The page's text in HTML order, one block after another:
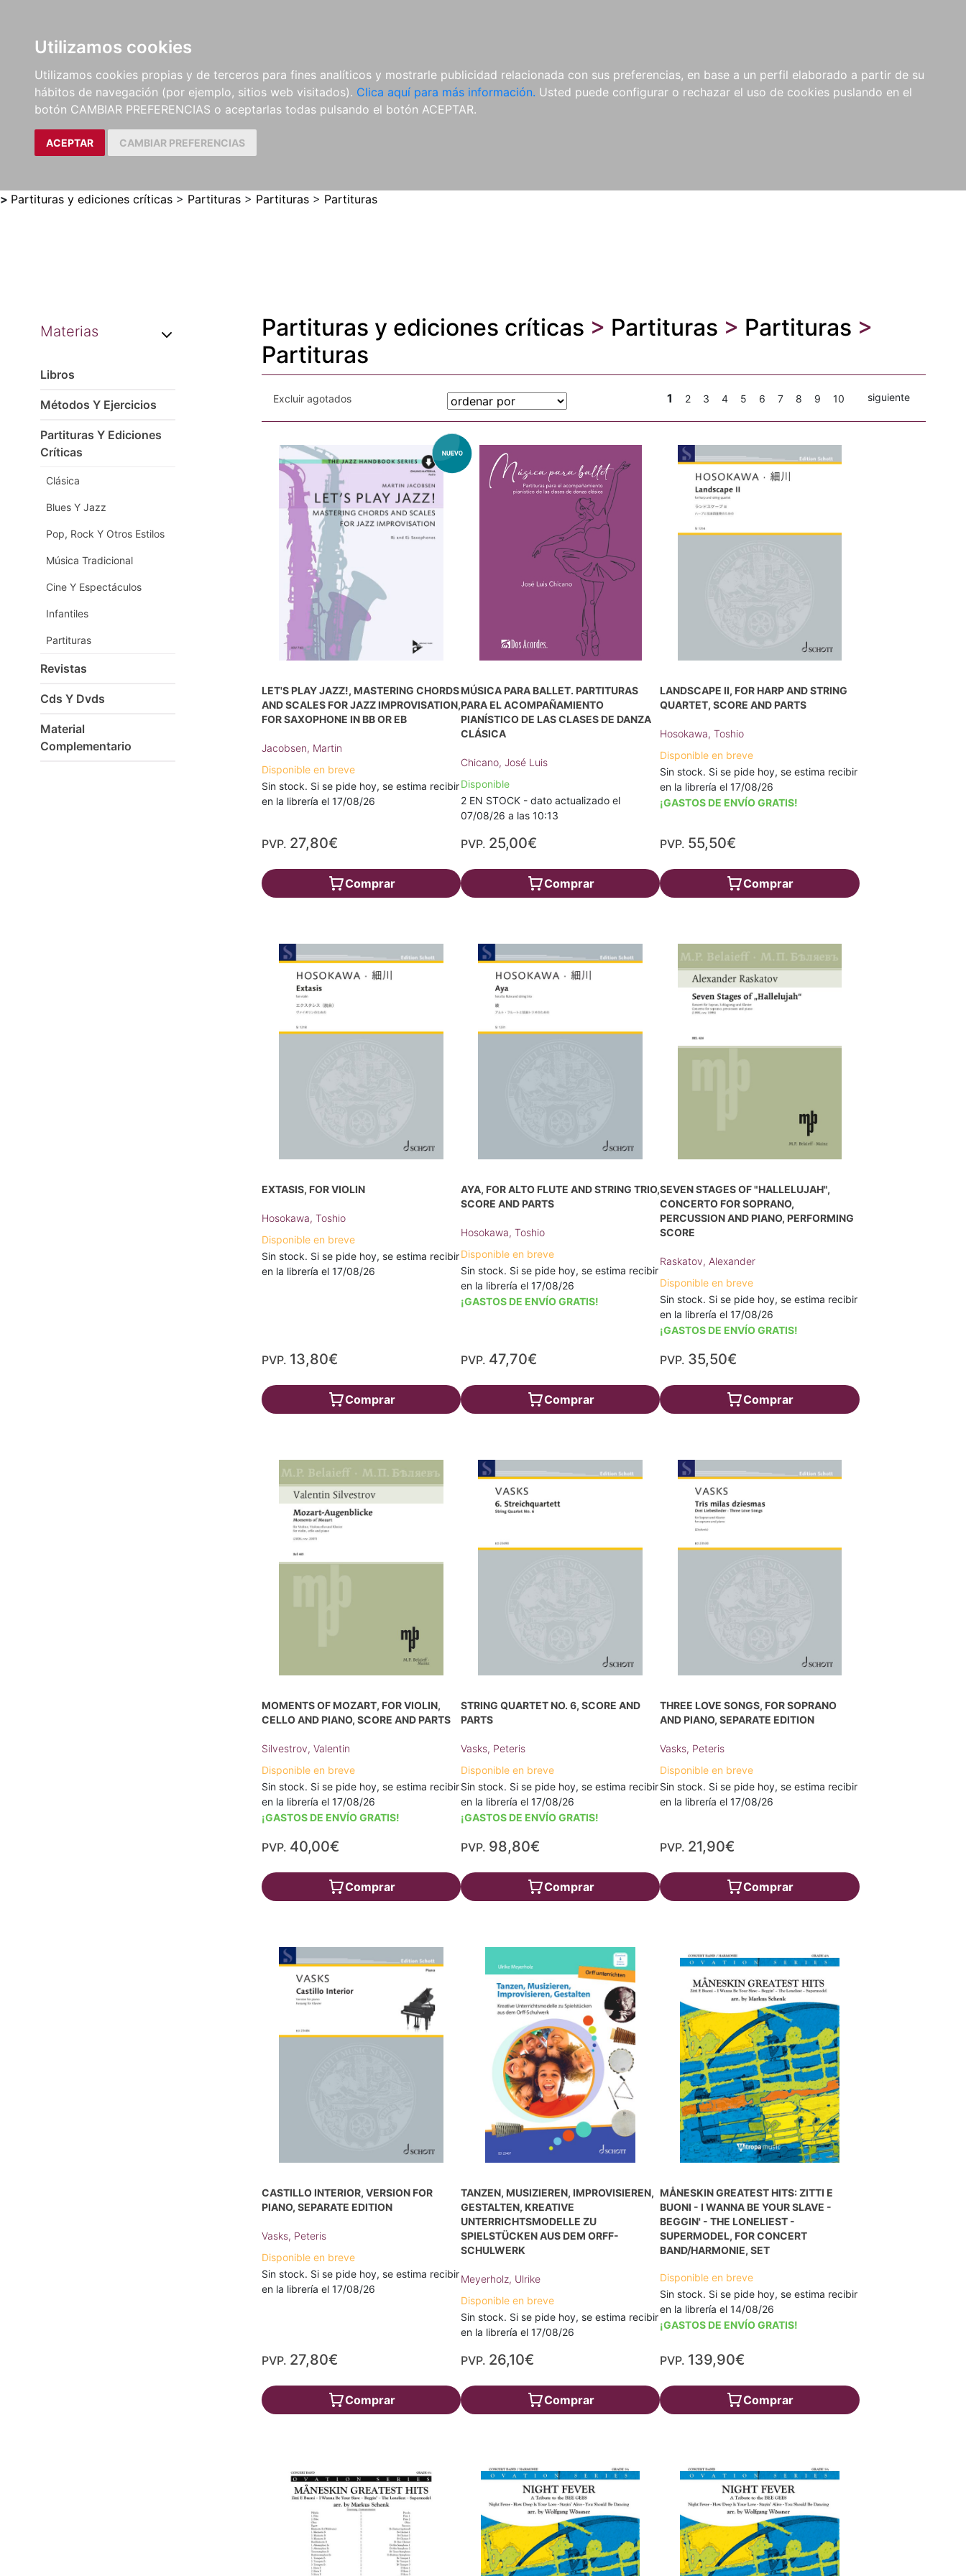
Utilizamos cookies
Utilizamos cookies propias y de terceros para fines analíticos y mostrarle publicidad relacionada con sus preferencias, en base a un perfil elaborado a partir de su
hábitos de navegación (por ejemplo, sitios web visitados). Clica aquí para más información. Usted puede configurar o rechazar el uso de cookies puslando en el
botón CAMBIAR PREFERENCIAS o aceptarlas todas pulsando el botón ACEPTAR.
ACEPTAR CAMBIAR PREFERENCIAS
LIBROS
MÉTODOS Y
EJERCICIOS
PARTITURAS Y EDICIONES
CRÍTICAS
REVISTAS
CDS Y
DVDS
MATERIAL
COMPLEMENTARIO
NOVEDADES NOTICIAS
COMPRAS
INSTITUCIONALES
> Partituras y ediciones críticas > Partituras > Partituras > Partituras
Materias
Libros
Métodos Y Ejercicios
Partituras Y Ediciones
Críticas
Clásica
Blues Y Jazz
Pop, Rock Y Otros Estilos
Música Tradicional
Cine Y Espectáculos
Infantiles
Partituras
Revistas
Cds Y Dvds
Material
Complementario
Partituras y ediciones críticas > Partituras > Partituras >
Partituras
Excluir agotados 1 2 3 4 5 6 7 8 9 10 siguiente
LET'S PLAY JAZZ!, MASTERING CHORDS
AND SCALES FOR JAZZ IMPROVISATION,
FOR SAXOPHONE IN BB OR EB
Jacobsen, Martin
Disponible en breve
Sin stock. Si se pide hoy, se estima recibir
en la librería el 17/08/26
PVP. 27,80€
Comprar
MÚSICA PARA BALLET. PARTITURAS
PARA EL ACOMPAÑAMIENTO
PIANÍSTICO DE LAS CLASES DE DANZA
CLÁSICA
Chicano, José Luis
Disponible
2 EN STOCK - dato actualizado el
07/08/26 a las 10:13
PVP. 25,00€
Comprar
LANDSCAPE II, FOR HARP AND STRING
QUARTET, SCORE AND PARTS
Hosokawa, Toshio
Disponible en breve
Sin stock. Si se pide hoy, se estima recibir
en la librería el 17/08/26
¡GASTOS DE ENVÍO GRATIS!
PVP. 55,50€
Comprar
EXTASIS, FOR VIOLIN
Hosokawa, Toshio
Disponible en breve
Sin stock. Si se pide hoy, se estima recibir
en la librería el 17/08/26
PVP. 13,80€
Comprar
AYA, FOR ALTO FLUTE AND STRING TRIO,
SCORE AND PARTS
Hosokawa, Toshio
Disponible en breve
Sin stock. Si se pide hoy, se estima recibir
en la librería el 17/08/26
¡GASTOS DE ENVÍO GRATIS!
PVP. 47,70€
Comprar
SEVEN STAGES OF "HALLELUJAH",
CONCERTO FOR SOPRANO,
PERCUSSION AND PIANO, PERFORMING
SCORE
Raskatov, Alexander
Disponible en breve
Sin stock. Si se pide hoy, se estima recibir
en la librería el 17/08/26
¡GASTOS DE ENVÍO GRATIS!
PVP. 35,50€
Comprar
MOMENTS OF MOZART, FOR VIOLIN,
CELLO AND PIANO, SCORE AND PARTS
Silvestrov, Valentin
Disponible en breve
Sin stock. Si se pide hoy, se estima recibir
en la librería el 17/08/26
¡GASTOS DE ENVÍO GRATIS!
PVP. 40,00€
Comprar
STRING QUARTET NO. 6, SCORE AND
PARTS
Vasks, Peteris
Disponible en breve
Sin stock. Si se pide hoy, se estima recibir
en la librería el 17/08/26
¡GASTOS DE ENVÍO GRATIS!
PVP. 98,80€
Comprar
THREE LOVE SONGS, FOR SOPRANO
AND PIANO, SEPARATE EDITION
Vasks, Peteris
Disponible en breve
Sin stock. Si se pide hoy, se estima recibir
en la librería el 17/08/26
PVP. 21,90€
Comprar
CASTILLO INTERIOR, VERSION FOR
PIANO, SEPARATE EDITION
Vasks, Peteris
Disponible en breve
Sin stock. Si se pide hoy, se estima recibir
en la librería el 17/08/26
PVP. 27,80€
Comprar
TANZEN, MUSIZIEREN, IMPROVISIEREN,
GESTALTEN, KREATIVE
UNTERRICHTSMODELLE ZU
SPIELSTÜCKEN AUS DEM ORFF-
SCHULWERK
Meyerholz, Ulrike
Disponible en breve
Sin stock. Si se pide hoy, se estima recibir
en la librería el 17/08/26
PVP. 26,10€
Comprar
MÅNESKIN GREATEST HITS: ZITTI E
BUONI - I WANNA BE YOUR SLAVE -
BEGGIN' - THE LONELIEST -
SUPERMODEL, FOR CONCERT
BAND/HARMONIE, SET
Disponible en breve
Sin stock. Si se pide hoy, se estima recibir
en la librería el 14/08/26
¡GASTOS DE ENVÍO GRATIS!
PVP. 139,90€
Comprar